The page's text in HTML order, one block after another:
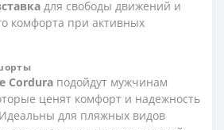
для свободы движений и
комфорта при активных
Cordura подойдут мужчинам
ценят комфорт и надежность
для пляжных видов